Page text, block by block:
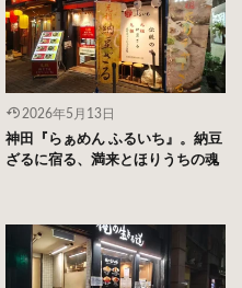
2026年5月13日
神田『らぁめん ふるいち』。納豆
ざるに宿る、満来とほりうちの魂